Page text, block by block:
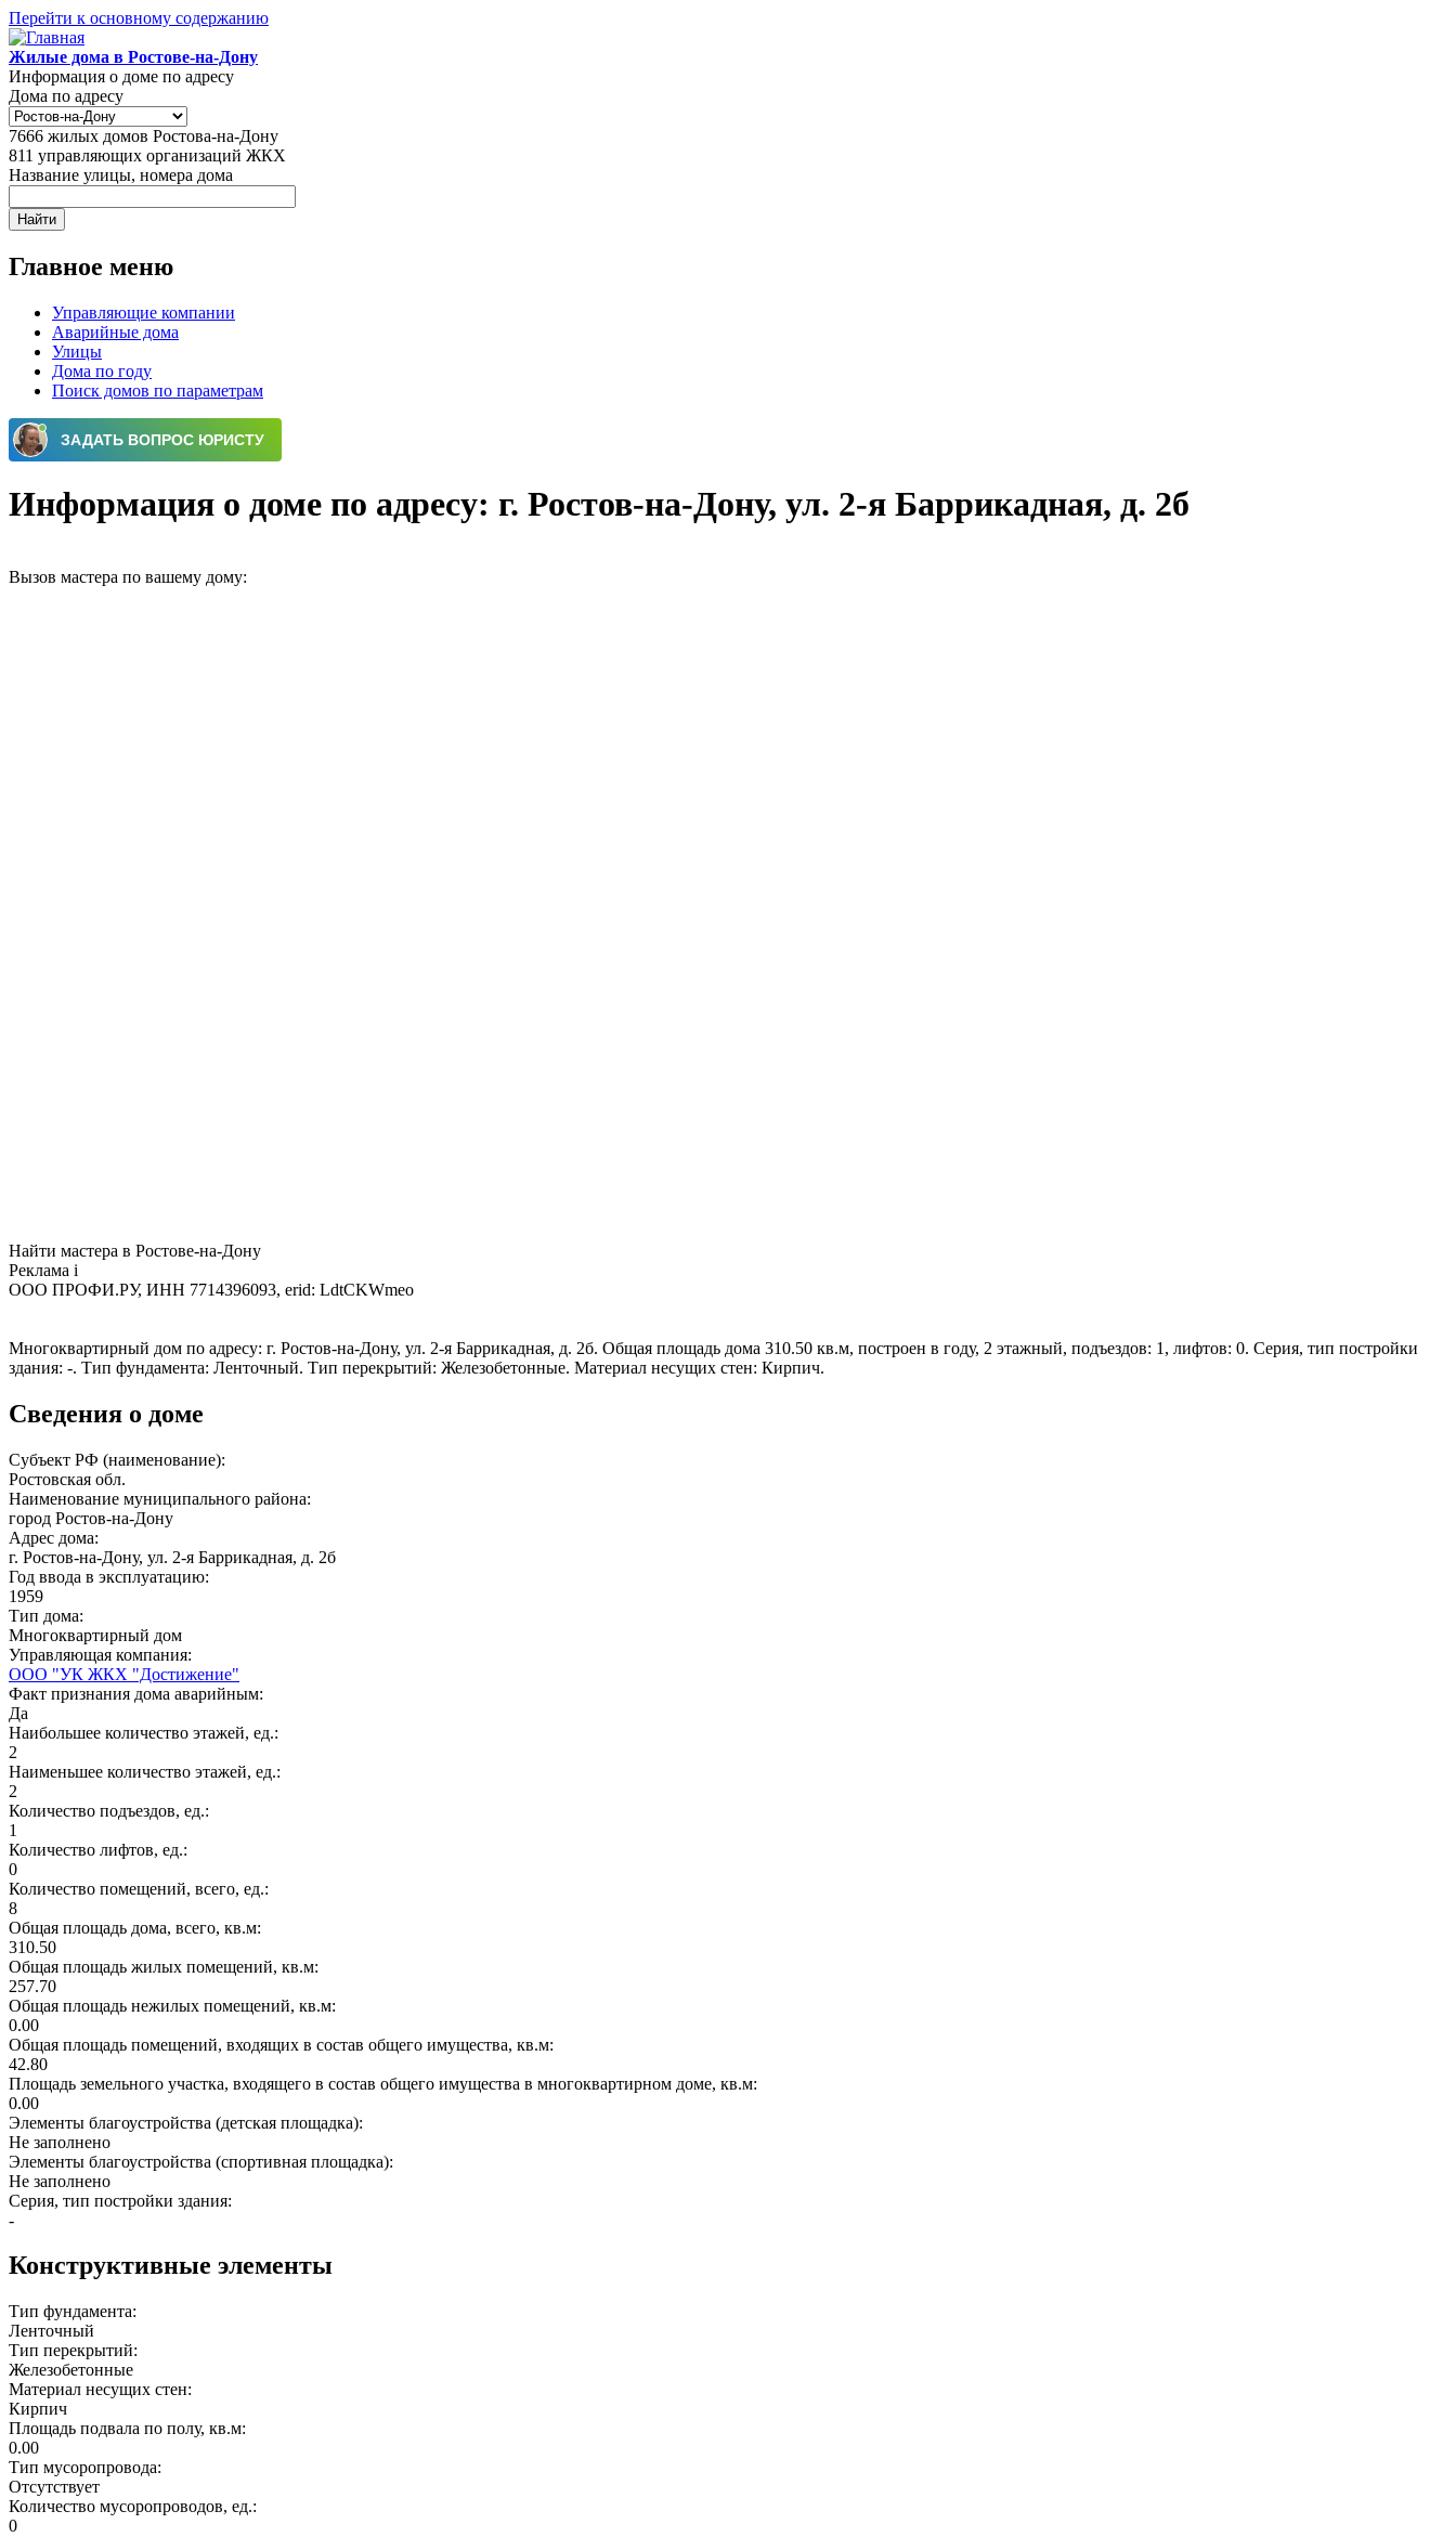
Перейти к основному содержанию
Жилые дома в Ростове-на-Дону
Информация о доме по адресу
Дома по адресу
7666 жилых домов Ростова-на-Дону
811 управляющих организаций ЖКХ
Название улицы, номера дома
Главное меню
Управляющие компании
Аварийные дома
Улицы
Дома по году
Поиск домов по параметрам
Информация о доме по адресу: г. Ростов-на-Дону, ул. 2-я Баррикадная, д. 2б
Вызов мастера по вашему дому:
Найти мастера в Ростове-на-Дону
Реклама i
ООО ПРОФИ.РУ, ИНН 7714396093, erid: LdtCKWmeo
Многоквартирный дом по адресу: г. Ростов-на-Дону, ул. 2-я Баррикадная, д. 2б. Общая площадь дома 310.50 кв.м, построен в году, 2 этажный, подъездов: 1, лифтов: 0. Серия, тип постройки
здания: -. Тип фундамента: Ленточный. Тип перекрытий: Железобетонные. Материал несущих стен: Кирпич.
Сведения о доме
Субъект РФ (наименование):
Ростовская обл.
Наименование муниципального района:
город Ростов-на-Дону
Адрес дома:
г. Ростов-на-Дону, ул. 2-я Баррикадная, д. 2б
Год ввода в эксплуатацию:
1959
Тип дома:
Многоквартирный дом
Управляющая компания:
ООО "УК ЖКХ "Достижение"
Факт признания дома аварийным:
Да
Наибольшее количество этажей, ед.:
2
Наименьшее количество этажей, ед.:
2
Количество подъездов, ед.:
1
Количество лифтов, ед.:
0
Количество помещений, всего, ед.:
8
Общая площадь дома, всего, кв.м:
310.50
Общая площадь жилых помещений, кв.м:
257.70
Общая площадь нежилых помещений, кв.м:
0.00
Общая площадь помещений, входящих в состав общего имущества, кв.м:
42.80
Площадь земельного участка, входящего в состав общего имущества в многоквартирном доме, кв.м:
0.00
Элементы благоустройства (детская площадка):
Не заполнено
Элементы благоустройства (спортивная площадка):
Не заполнено
Серия, тип постройки здания:
-
Конструктивные элементы
Тип фундамента:
Ленточный
Тип перекрытий:
Железобетонные
Материал несущих стен:
Кирпич
Площадь подвала по полу, кв.м:
0.00
Тип мусоропровода:
Отсутствует
Количество мусоропроводов, ед.:
0